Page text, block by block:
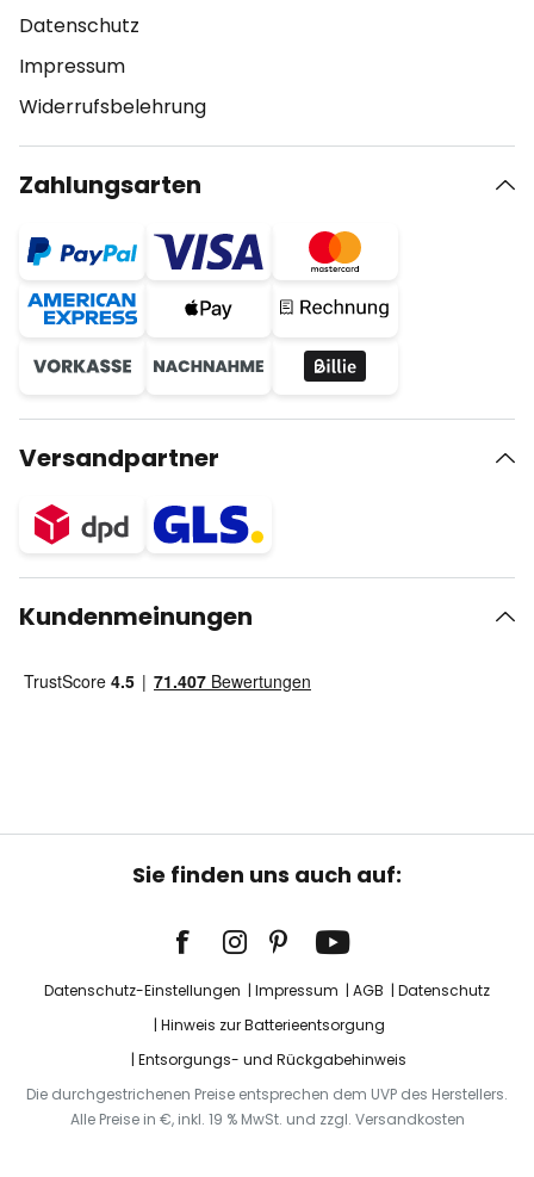
Datenschutz
Impressum
Widerrufsbelehrung
Zahlungsarten
Versandpartner
Kundenmeinungen
Sie finden uns auch auf:
Datenschutz-Einstellungen Impressum AGB
Datenschutz
Hinweis zur Batterieentsorgung
Entsorgungs- und Rückgabehinweis
Die durchgestrichenen Preise entsprechen dem UVP des Herstellers.
Alle Preise in €, inkl. 19 % MwSt. und zzgl. Versandkosten